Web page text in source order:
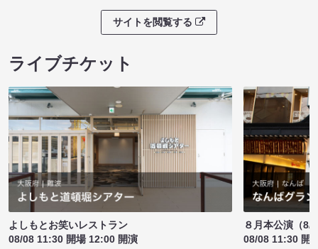
サイトを閲覧する
ライブチケット
よしもとお笑いレストラン
08/08 11:30 開場 12:00 開演
８月本公演（8/
08/08 11:30 開